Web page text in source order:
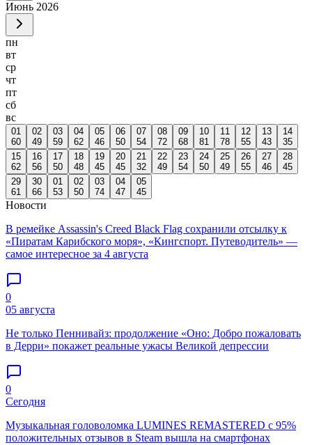
Июнь 2026
пн
вт
ср
чт
пт
сб
вс
01
60
02
49
03
59
04
62
05
46
06
50
07
54
08
72
09
68
10
81
11
78
12
55
13
43
14
35
15
62
16
56
17
50
18
48
19
45
20
45
21
32
22
49
23
54
24
50
25
49
26
55
27
46
28
45
29
61
30
66
01
53
02
50
03
74
04
47
05
45
Новости
В ремейке Assassin's Creed Black Flag сохранили отсылку к
«Пиратам Карибского моря», «Кингспорт. Путеводитель» —
самое интересное за 4 августа
0
05 августа
Не только Пеннивайз: продолжение «Оно: Добро пожаловать
в Дерри» покажет реальные ужасы Великой депрессии
0
Сегодня
Музыкальная головоломка LUMINES REMASTERED с 95%
положительных отзывов в Steam вышла на смартфонах